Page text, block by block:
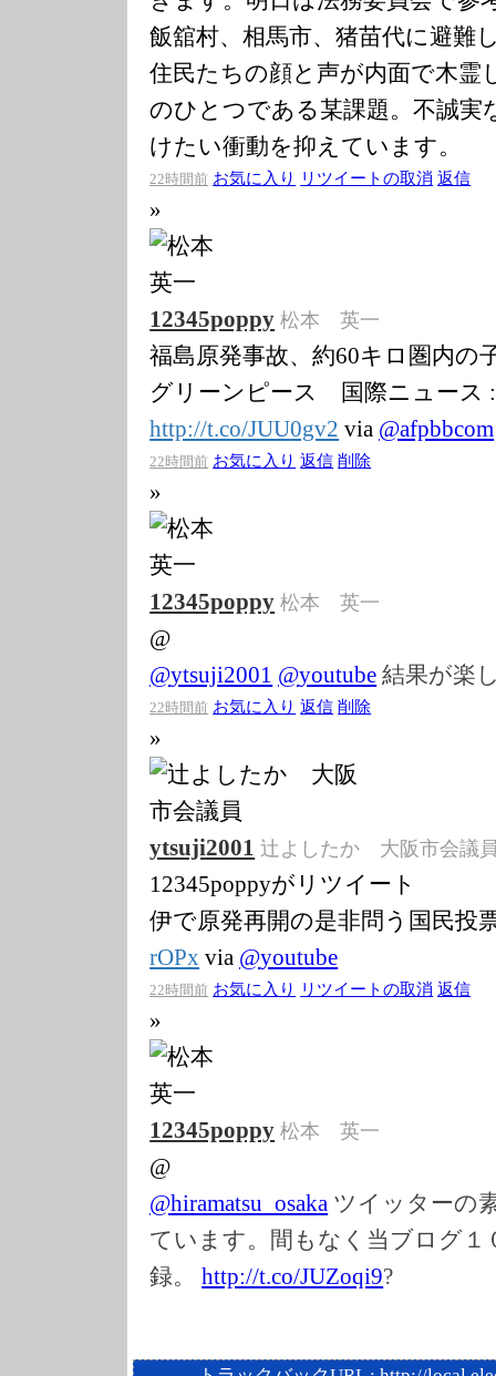
飯舘村、相馬市、猪苗代に避難
住民たちの顔と声が内面で木霊
のひとつである某課題。不誠実
けたい衝動を抑えています。
22時間前 お気に入り リツイートの取消 返信
»
12345poppy 松本 英一
福島原発事故、約60キロ圏内の
グリーンピース 国際ニュース :
http://t.co/JUU0gv2 via @afpbbcom
22時間前 お気に入り 返信 削除
»
12345poppy 松本 英一
@
@ytsuji2001 @youtube 結果が楽
22時間前 お気に入り 返信 削除
»
ytsuji2001 辻よしたか 大阪市会議
12345poppyがリツイート
伊で原発再開の是非問う国民投
rOPx via @youtube
22時間前 お気に入り リツイートの取消 返信
»
12345poppy 松本 英一
@
@hiramatsu_osaka ツイッターの
ています。間もなく当ブログ１
録。http://t.co/JUZoqi9?